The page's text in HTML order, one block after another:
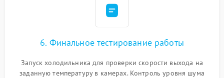
6. Финальное тестирование работы
Запуск холодильника для проверки скорости выхода на
заданную температуру в камерах. Контроль уровня шума